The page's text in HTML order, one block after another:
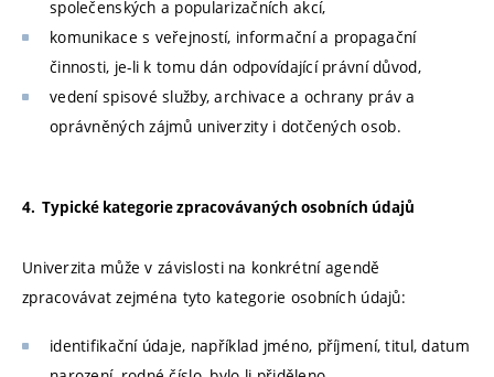
společenských a popularizačních akcí,
komunikace s veřejností, informační a propagační
činnosti, je-li k tomu dán odpovídající právní důvod,
vedení spisové služby, archivace a ochrany práv a
oprávněných zájmů univerzity i dotčených osob.
4. Typické kategorie zpracovávaných osobních údajů
Univerzita může v závislosti na konkrétní agendě
zpracovávat zejména tyto kategorie osobních údajů:
identifikační údaje, například jméno, příjmení, titul, datum